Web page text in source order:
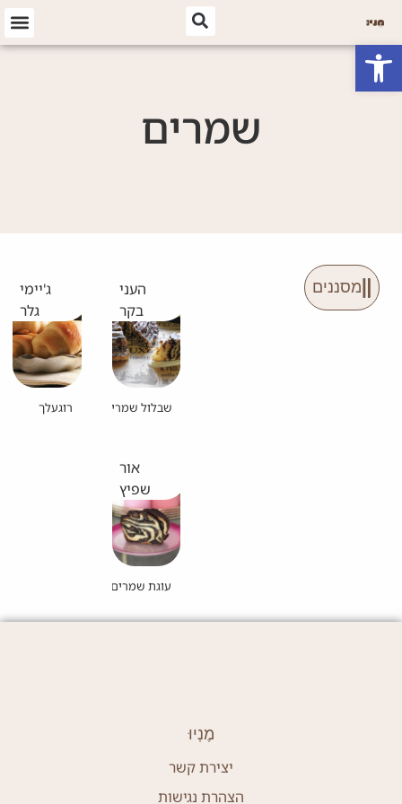
פתח סרגל נגישות
שמרים
מסננים
העני
בקר
שבלול שמרים ענק
ג'יימי
גלר
רוגעלך
אור
שפיץ
עוגת שמרים פרווה של אור שפיץ
מֶנְיוּ
יצירת קשר
הצהרת נגישות